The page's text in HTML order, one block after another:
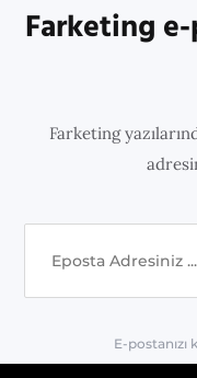
Farketing
Farketing
E-